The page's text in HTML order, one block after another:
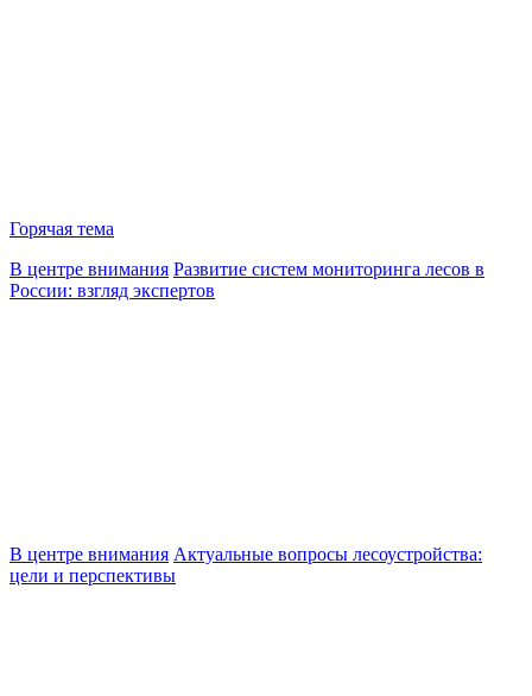
Горячая тема
В центре внимания Развитие систем мониторинга лесов в
России: взгляд экспертов
В центре внимания Актуальные вопросы лесоустройства:
цели и перспективы